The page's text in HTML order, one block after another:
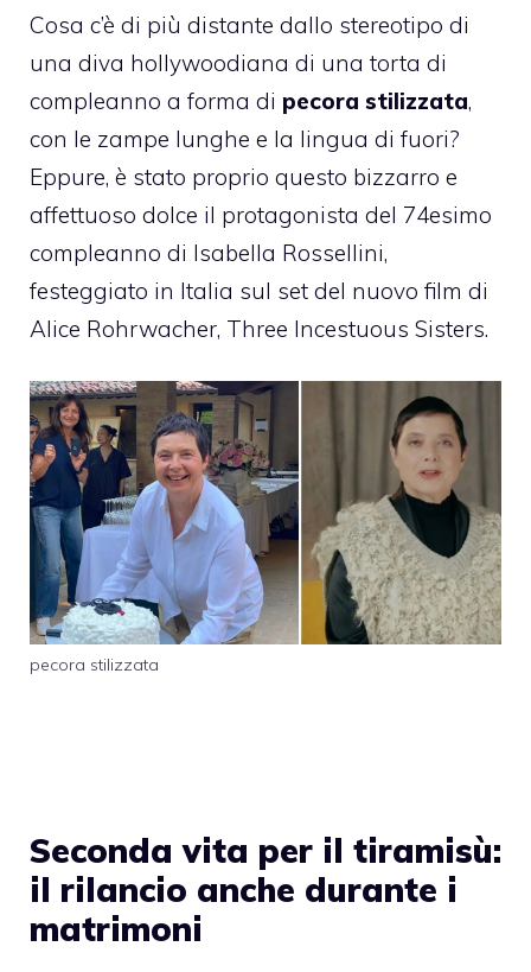
Cosa c’è di più distante dallo stereotipo di
una diva hollywoodiana di una torta di
compleanno a forma di pecora stilizzata,
con le zampe lunghe e la lingua di fuori?
Eppure, è stato proprio questo bizzarro e
affettuoso dolce il protagonista del 74esimo
compleanno di Isabella Rossellini,
festeggiato in Italia sul set del nuovo film di
Alice Rohrwacher, Three Incestuous Sisters.
pecora stilizzata
Seconda vita per il tiramisù:
il rilancio anche durante i
matrimoni